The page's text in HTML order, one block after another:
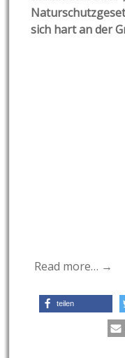
sich hart an der
Read more… →
teilen